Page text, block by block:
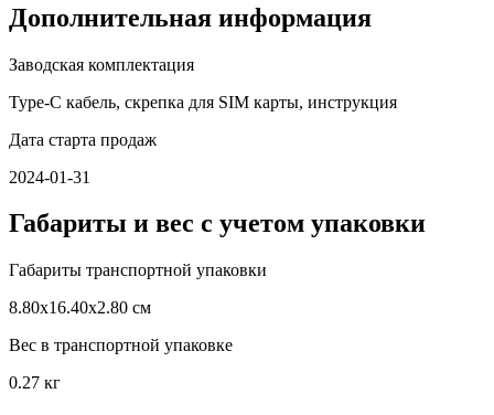
Дополнительная информация
Заводская комплектация
Type-C кабель, скрепка для SIM карты, инструкция
Дата старта продаж
2024-01-31
Габариты и вес с учетом упаковки
Габариты транспортной упаковки
8.80х16.40х2.80 см
Вес в транспортной упаковке
0.27 кг